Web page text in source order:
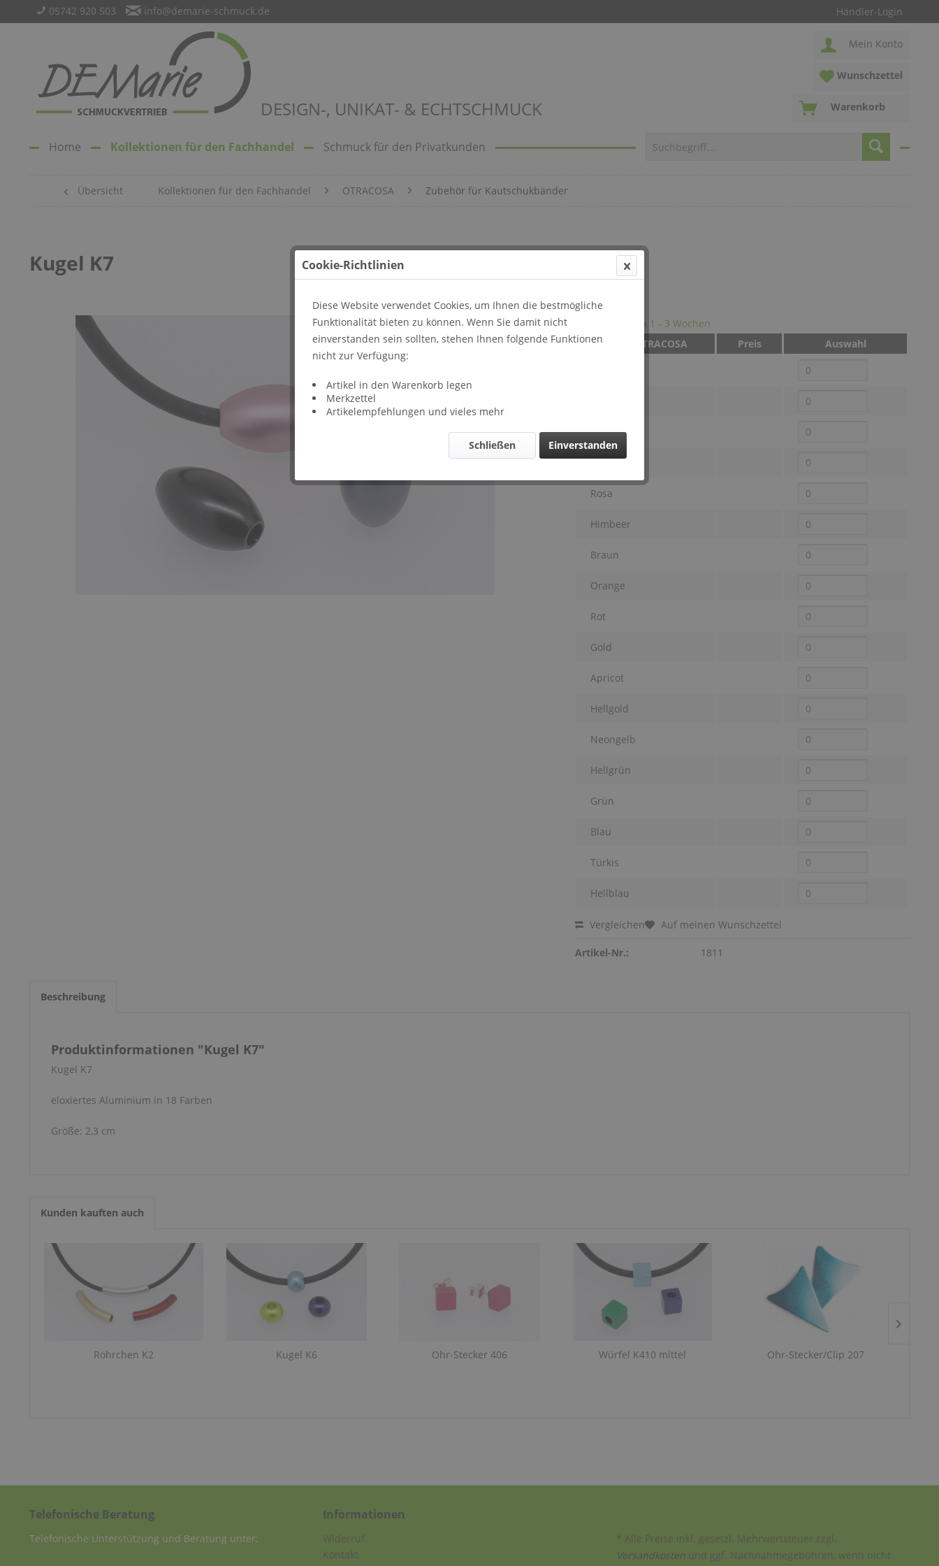
Händler-Login
05742 920 503 info@demarie-schmuck.de
DESIGN-, UNIKAT- & ECHTSCHMUCK
Mein Konto
Wunschzettel
Warenkorb
Home Kollektionen für den Fachhandel Schmuck für den Privatkunden
Übersicht Kollektionen für den Fachhandel OTRACOSA Zubehör für Kautschukbänder
Kugel K7
Lieferzeit: ca 1 - 3 Wochen
Farbe OTRACOSA
Preis
Auswahl
Silber
Violett
Rosa
Himbeer
Braun
Orange
Rot
Gold
Apricot
Hellgold
Neongelb
Hellgrün
Grün
Blau
Türkis
Hellblau
Vergleichen Auf meinen Wunschzettel
Artikel-Nr.: 1811
Beschreibung
Produktinformationen "Kugel K7"
Kugel K7
eloxiertes Aluminium in 18 Farben
Größe: 2,3 cm
Kunden kauften auch
Röhrchen K2 Kugel K6 Ohr-Stecker 406 Würfel K410 mittel Ohr-Stecker/Clip 207
Telefonische Beratung
Telefonische Unterstützung und Beratung unter:
Informationen
Widerruf
Kontakt
* Alle Preise inkl. gesetzl. Mehrwertsteuer zzgl.
Versandkosten und ggf. Nachnahmegebühren, wenn nicht
Cookie-Richtlinien
Diese Website verwendet Cookies, um Ihnen die bestmögliche
Funktionalität bieten zu können. Wenn Sie damit nicht
einverstanden sein sollten, stehen Ihnen folgende Funktionen
nicht zur Verfügung:
Artikel in den Warenkorb legen
Merkzettel
Artikelempfehlungen und vieles mehr
Einverstanden
Schließen